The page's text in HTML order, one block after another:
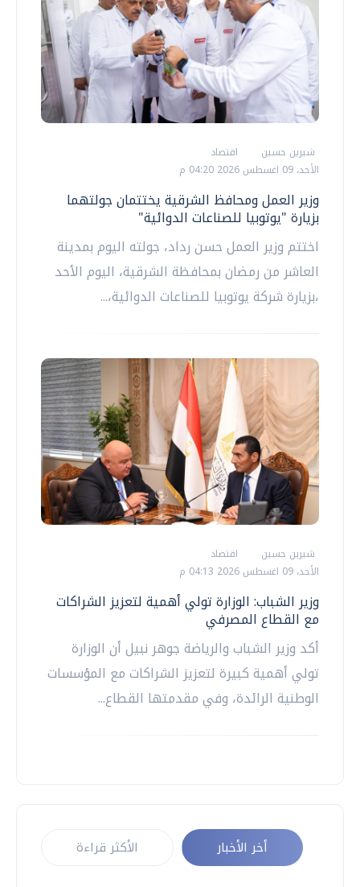
شيرين حسين
اقتصاد
الأحد، 09 اغسطس 2026 04:20 م
وزير العمل ومحافظ الشرقية يختتمان جولتهما
بزيارة "يوتوبيا للصناعات الدوائية"
اختتم وزير العمل حسن رداد، جولته اليوم بمدينة
العاشر من رمضان بمحافظة الشرقية، اليوم الأحد
،بزيارة شركة يوتوبيا للصناعات الدوائية،...
شيرين حسين
اقتصاد
الأحد، 09 اغسطس 2026 04:13 م
وزير الشباب: الوزارة تولي أهمية لتعزيز الشراكات
مع القطاع المصرفي
أكد وزير الشباب والرياضة جوهر نبيل أن الوزارة
تولي أهمية كبيرة لتعزيز الشراكات مع المؤسسات
الوطنية الرائدة، وفي مقدمتها القطاع...
أخر الأخبار الأكثر قراءة